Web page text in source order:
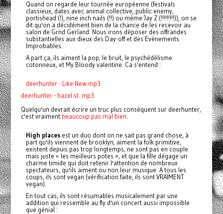
Quand on regarde leur tournée européenne (festivals
classieux, dates avec animal collective, public enemy,
portishead (!), nine inch nails (!!) ou même Jay Z (!!!!!!!!!)), on se
dit qu'on a décidément bien de la chance de les recevoir au
salon de Grnd Gerland. Nous irons déposer des offrandes
substantielles aux dieux des Day-off et des Evènements
Improbables.
A part ça, ils aiment la pop, le bruit, le psychédélisme
cotonneux, et My Bloody valentine. Ca s'entend :
deerhunter - Like New.mp3
deerhunter - hazel st..mp3
Quelqu'un devrait écrire un truc plus conséquent sur deerhunter,
c'est vraiment beaucoup pas mal bien
High placesest un duo dont on ne sait pas grand chose, à
part qu'ils viennent de brooklyn, aiment la folk primitive,
existent depuis pas trop longtemps, ne sont pas en couple
mais juste « les meilleurs potes », et que la fille dégage un
charme timide qui doit retenir l'attention de nombreux
spectateurs, qu'ils aiment ou non leur musique. A tous les
coups, ils sont vegan (vérification faite, ils sont VRAIMENT
vegan).
En tout cas, ils sont résumables musicalement par une
addition qui ressemble au fly d'un concert aussi impossible
que génial :